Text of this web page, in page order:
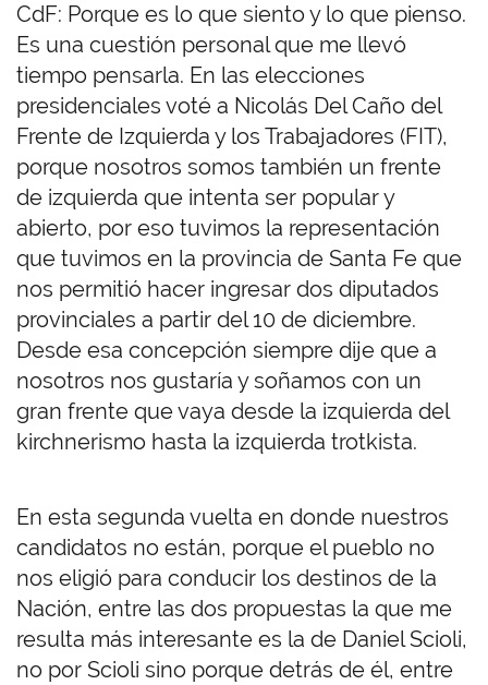
CdF: Porque es lo que siento y lo que pienso.
Es una cuestión personal que me llevó
tiempo pensarla. En las elecciones
presidenciales voté a Nicolás Del Caño del
Frente de Izquierda y los Trabajadores (FIT),
porque nosotros somos también un frente
de izquierda que intenta ser popular y
abierto, por eso tuvimos la representación
que tuvimos en la provincia de Santa Fe que
nos permitió hacer ingresar dos diputados
provinciales a partir del 10 de diciembre.
Desde esa concepción siempre dije que a
nosotros nos gustaría y soñamos con un
gran frente que vaya desde la izquierda del
kirchnerismo hasta la izquierda trotkista.
En esta segunda vuelta en donde nuestros
candidatos no están, porque el pueblo no
nos eligió para conducir los destinos de la
Nación, entre las dos propuestas la que me
resulta más interesante es la de Daniel Scioli,
no por Scioli sino porque detrás de él, entre